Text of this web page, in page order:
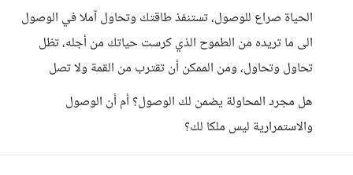
الحياة صراع للوصول، تستنفذ طاقتك وتحاول آملا في الوصول
الى ما تريده من الطموح الذي كرست حياتك من أجله، تظل
تحاول وتحاول، ومن الممكن أن تقترب من القمة ولا تصل
هل مجرد المحاولة يضمن لك الوصول؟ أم أن الوصول
والاستمرارية ليس ملكا لك؟